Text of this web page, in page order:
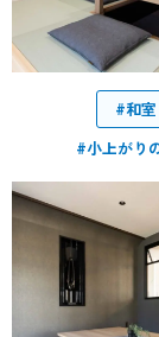
#和室
#小上がり